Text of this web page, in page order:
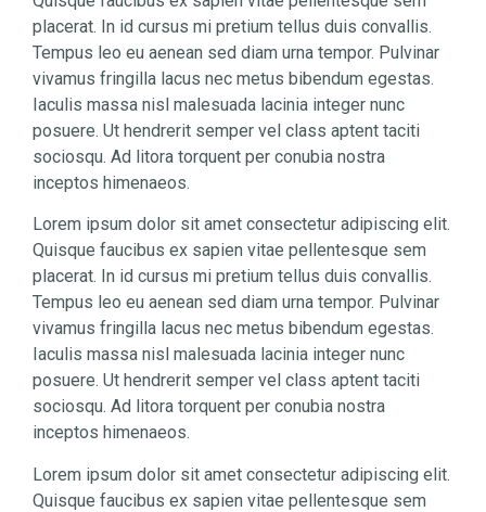
placerat. In id cursus mi pretium tellus duis convallis.
Tempus leo eu aenean sed diam urna tempor. Pulvinar
vivamus fringilla lacus nec metus bibendum egestas.
Iaculis massa nisl malesuada lacinia integer nunc
posuere. Ut hendrerit semper vel class aptent taciti
sociosqu. Ad litora torquent per conubia nostra
inceptos himenaeos.
Lorem ipsum dolor sit amet consectetur adipiscing elit.
Quisque faucibus ex sapien vitae pellentesque sem
placerat. In id cursus mi pretium tellus duis convallis.
Tempus leo eu aenean sed diam urna tempor. Pulvinar
vivamus fringilla lacus nec metus bibendum egestas.
Iaculis massa nisl malesuada lacinia integer nunc
posuere. Ut hendrerit semper vel class aptent taciti
sociosqu. Ad litora torquent per conubia nostra
inceptos himenaeos.
Lorem ipsum dolor sit amet consectetur adipiscing elit.
Quisque faucibus ex sapien vitae pellentesque sem